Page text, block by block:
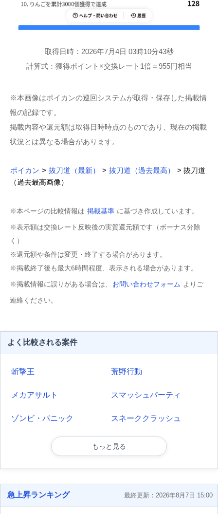
取得日時：2026年7月4日 03時10分43秒
計算式：獲得ポイント×交換レート1倍＝955円相当
※本画像はポイカンの巡回システムが取得・保存した掲載情
報の記録です。
掲載内容や還元額は取得日時時点のものであり、現在の掲載
状況とは異なる場合があります。
ポイカン > 抜刀道（最新） > 抜刀道（過去最高）
> 抜刀道
（過去最高画像）
※本ページの比較情報は 掲載基準 に基づき作成しています。
※表示額は交換レート反映後の実質還元額です（ボーナス分除
く）
※還元額や条件は変更・終了する場合があります。
※掲載終了後も最大6時間程度、表示される場合があります。
※掲載情報に誤りがある場合は、 お問い合わせフォーム よりご
連絡ください。
よく比較される案件
斬撃王 荒野行動
メカアサルト スマッシュパーティ
ゾンビ・パニック スネーククラッシュ
もっと見る
急上昇ランキング 最終更新：2026年8月7日 15:00